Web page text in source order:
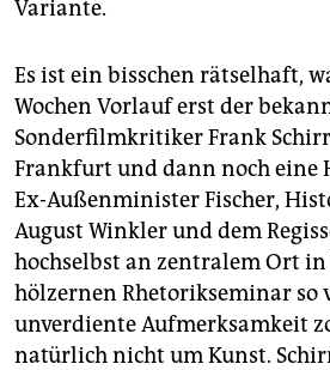
Variante.
Es ist ein bisschen rätselhaft,
Wochen Vorlauf erst der
Sonderfilmkritiker Frank
Frankfurt und dann noch eine
Ex-Außenminister Fischer,
August Winkler und dem
hochselbst an zentralem Ort
hölzernen Rhetorikseminar so
unverdiente Aufmerksamkeit
natürlich nicht um Kunst.